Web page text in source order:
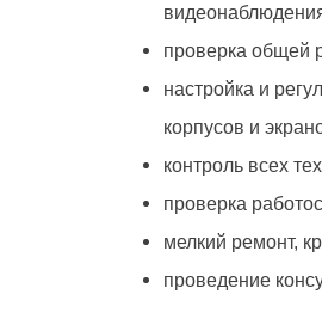
проверка общей
настройка и
корпусов и
контроль всех
проверка
мелкий ремонт,
проведение